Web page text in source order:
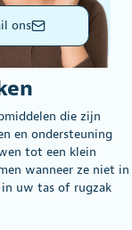
ons
die zijn
en ondersteuning
tot een klein
wanneer ze niet in
uw tas of rugzak